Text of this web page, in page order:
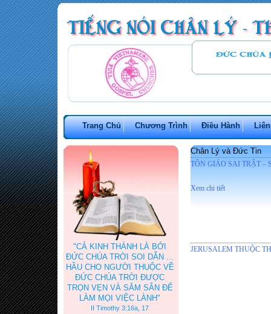
Trang Chủ Chương Trình Điều Hành
"CẢ KINH THÁNH LÀ BỞI
ĐỨC CHÚA TRỜI SOI DẪN ...
HẦU CHO NGƯỜI THUỘC VỀ
ĐỨC CHÚA TRỜI ĐƯỢC
TRỌN VẸN VÀ SẮM SẴN ĐỂ
LÀM MỌI VIỆC LÀNH"
II Timothy 3:16a, 17
Chân Lý và Đức Tin
TÔN GIÁO SAI TRẬT –
Xem chi tiết
JERUSALEM THUỘC